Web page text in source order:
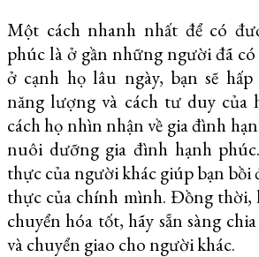
Một cách nhanh nhất để có
phúc là ở gần những người đã
ở cạnh họ lâu ngày, bạn sẽ
năng lượng và cách tư duy của
cách họ nhìn nhận về gia đình
nuôi dưỡng gia đình hạnh
thực của người khác giúp bạn bồi
thực của chính mình. Đồng thời,
chuyển hóa tốt, hãy sẵn sàng
và chuyển giao cho người khác.